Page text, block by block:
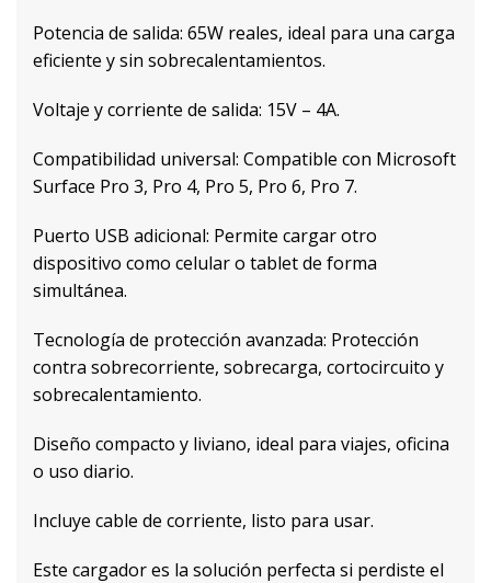
Potencia de salida: 65W reales, ideal para una carga
eficiente y sin sobrecalentamientos.
Voltaje y corriente de salida: 15V – 4A.
Compatibilidad universal: Compatible con Microsoft
Surface Pro 3, Pro 4, Pro 5, Pro 6, Pro 7.
Puerto USB adicional: Permite cargar otro
dispositivo como celular o tablet de forma
simultánea.
Tecnología de protección avanzada: Protección
contra sobrecorriente, sobrecarga, cortocircuito y
sobrecalentamiento.
Diseño compacto y liviano, ideal para viajes, oficina
o uso diario.
Incluye cable de corriente, listo para usar.
Este cargador es la solución perfecta si perdiste el